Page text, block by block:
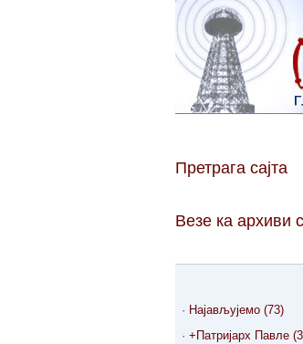
Претрага сајта
Везе ка архиви
· Најављујемо (73)
· +Патријарх Павле